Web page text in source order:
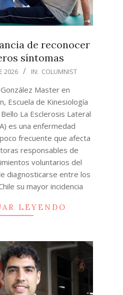
de reconocer
síntomas
2026 IN: COLUMNIST
Master en
Escuela de Kinesiología
La Esclerosis Lateral
es una enfermedad
frecuente que afecta
responsables de
voluntarios del
diagnosticarse entre los
su mayor incidencia
LEYENDO